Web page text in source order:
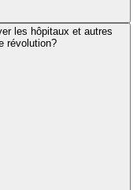
les hôpitaux et autres
révolution?